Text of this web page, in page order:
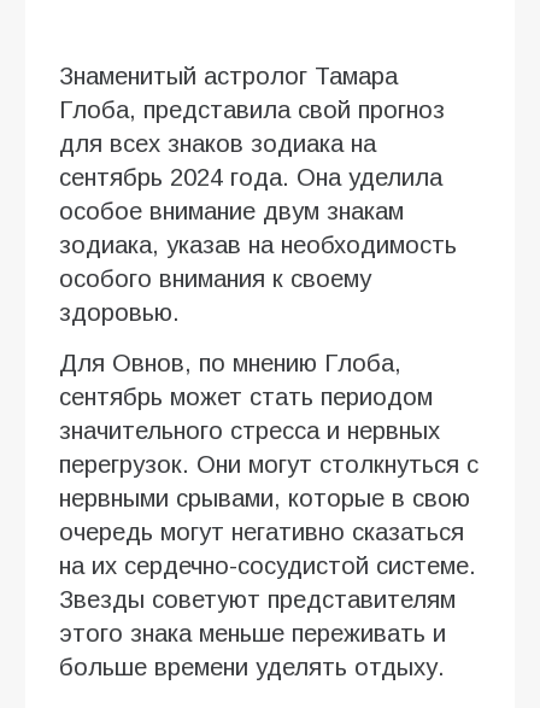
Знаменитый астролог Тамара
Глоба, представила свой прогноз
для всех знаков зодиака на
сентябрь 2024 года. Она уделила
особое внимание двум знакам
зодиака, указав на необходимость
особого внимания к своему
здоровью.
Для Овнов, по мнению Глоба,
сентябрь может стать периодом
значительного стресса и нервных
перегрузок. Они могут столкнуться с
нервными срывами, которые в свою
очередь могут негативно сказаться
на их сердечно-сосудистой системе.
Звезды советуют представителям
этого знака меньше переживать и
больше времени уделять отдыху.